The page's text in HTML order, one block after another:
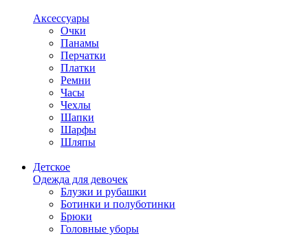
Аксессуары
Очки
Панамы
Перчатки
Платки
Ремни
Часы
Чехлы
Шапки
Шарфы
Шляпы
Детское
Одежда для девочек
Блузки и рубашки
Ботинки и полуботинки
Брюки
Головные уборы